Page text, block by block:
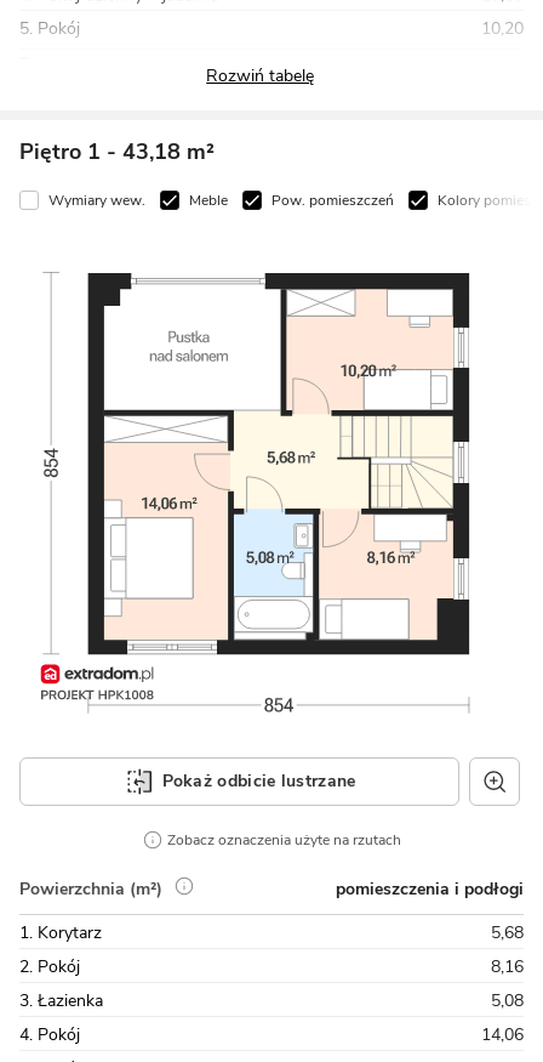
5. Pokój
10,20
Piętro 1 - 43,18 m²
wew. Meble Pow. pomieszczeń Kolory pomieszczeń
Pokaż odbicie lustrzane
Zobacz oznaczenia użyte na rzutach
Powierzchnia (m²)
pomieszczenia i podłogi
1. Korytarz
5,68
2. Pokój
8,16
3. Łazienka
5,08
4. Pokój
14,06